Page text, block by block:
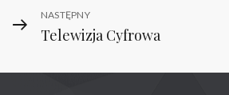
Next
Post
NASTĘPNY
Telewizja Cyfrowa